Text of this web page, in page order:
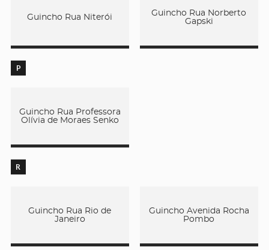
Guincho Rua Niterói
Guincho Rua Norberto
Gapski
P
Guincho Rua Professora
Olívia de Moraes Senko
R
Guincho Rua Rio de
Janeiro
Guincho Avenida Rocha
Pombo